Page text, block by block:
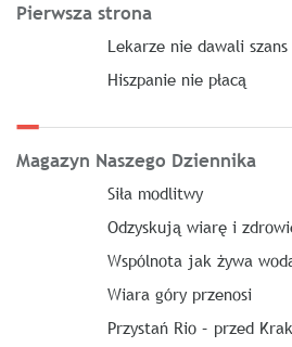
Pierwsza strona
Lekarze nie dawali szans
Hiszpanie nie płacą
Magazyn Naszego Dziennika
Siła modlitwy
Odzyskują wiarę i
Wspólnota jak żywa
Wiara góry przenosi
Przystań Rio – przed